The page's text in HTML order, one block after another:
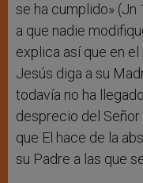
se ha cumplido»
a que nadie
explica así que en el
Jesús diga a su
todavía no ha
desprecio del Señor
que El hace de la
su Padre a las que